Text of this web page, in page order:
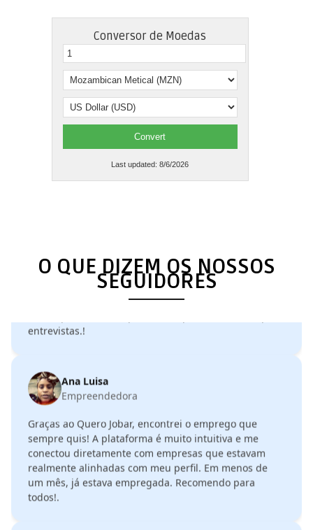
Conversor de Moedas
Convert
Last updated:8/6/2026
O QUE DIZEM OS NOSSOS
SEGUIDORES
Gestor de Redes Sociais
Me surpreendeu a rapidez com que fui chamado para
Graças ao Quero Jobar, encontrei o emprego que
conectou diretamente com empresas que estavam
realmente alinhadas com meu perfil. Em menos de
um mês, já estava empregada. Recomendo para
todos!.